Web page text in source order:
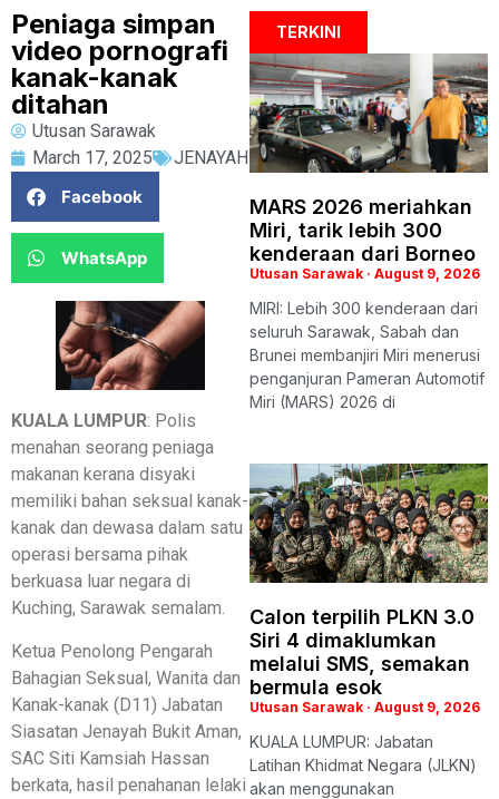
Peniaga simpan
video pornografi
kanak-kanak
ditahan
Utusan Sarawak
March 17, 2025
JENAYAH
Facebook
WhatsApp
KUALA LUMPUR: Polis
menahan seorang peniaga
makanan kerana disyaki
memiliki bahan seksual kanak-
kanak dan dewasa dalam satu
operasi bersama pihak
berkuasa luar negara di
Kuching, Sarawak semalam.
Ketua Penolong Pengarah
Bahagian Seksual, Wanita dan
Kanak-kanak (D11) Jabatan
Siasatan Jenayah Bukit Aman,
SAC Siti Kamsiah Hassan
berkata, hasil penahanan lelaki
TERKINI
MARS 2026 meriahkan
Miri, tarik lebih 300
kenderaan dari Borneo
Utusan Sarawak August 9, 2026
MIRI: Lebih 300 kenderaan dari
seluruh Sarawak, Sabah dan
Brunei membanjiri Miri menerusi
penganjuran Pameran Automotif
Miri (MARS) 2026 di
Calon terpilih PLKN 3.0
Siri 4 dimaklumkan
melalui SMS, semakan
bermula esok
Utusan Sarawak August 9, 2026
KUALA LUMPUR: Jabatan
Latihan Khidmat Negara (JLKN)
akan menggunakan